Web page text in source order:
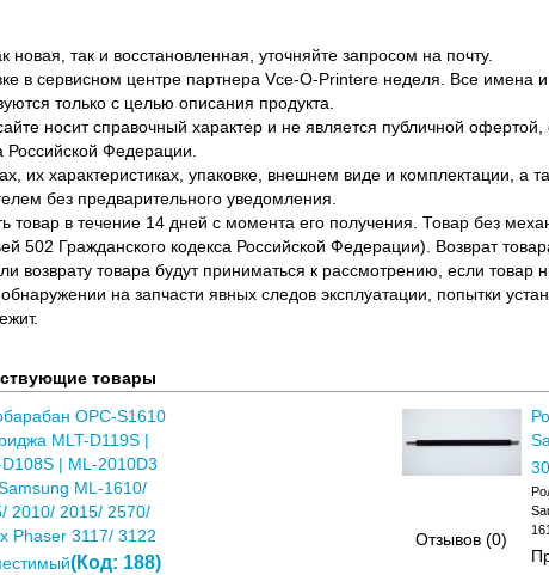
новая, так и восстановленная, уточняйте запросом на почту.
в сервисном центре партнера Vce-O-Printere неделя. Все имена
только с целью описания продукта.
носит справочный характер и не является публичной
Российской Федерации.
их характеристиках, упаковке, внешнем виде и комплектации, а
без предварительного уведомления.
товар в течение 14 дней с момента его получения. Товар без
502 Гражданского кодекса Российской Федерации). Возврат
возврату товара будут приниматься к рассмотрению, если товар
на запчасти явных следов эксплуатации, попытки
товары
OPC-S1610
MLT-D119S |
D108S | ML-2010D3
ML-1610/
2010/ 2015/ 2570/
Phaser 3117/ 3122
(Код: 188)
Отзывов (0)